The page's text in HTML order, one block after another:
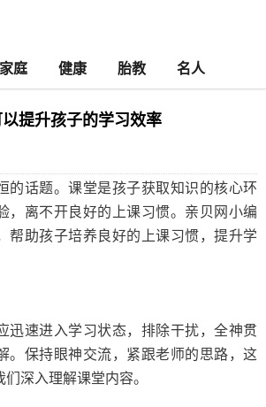
家庭 健康 胎教 名人
提升孩子的学习效率
话题。课堂是孩子获取知识的核心环
，离不开良好的上课习惯。亲贝网小编
帮助孩子培养良好的上课习惯，提升学
速进入学习状态，排除干扰，全神贯
。保持眼神交流，紧跟老师的思路，这
深入理解课堂内容。